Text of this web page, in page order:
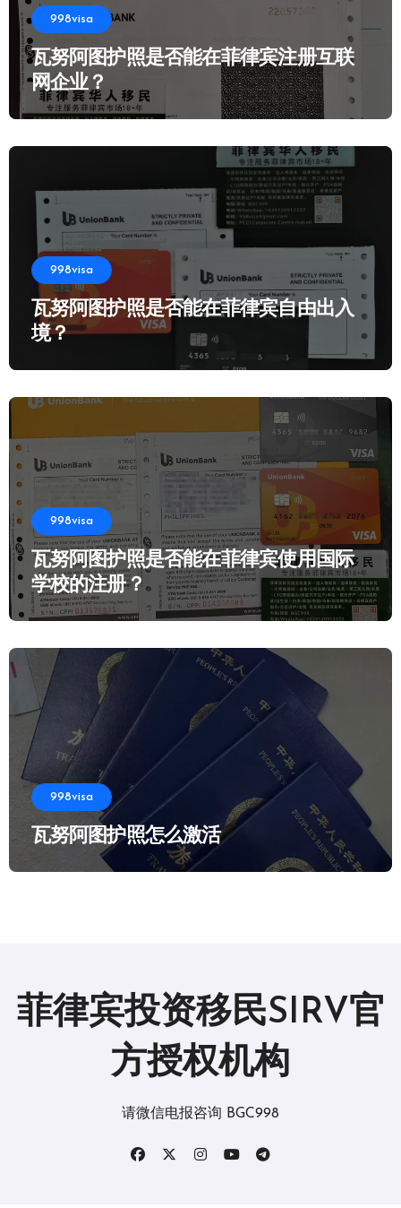
998visa
瓦努阿图护照是否能在菲律宾注册互联
网企业？
998visa
瓦努阿图护照是否能在菲律宾自由出入
境？
998visa
瓦努阿图护照是否能在菲律宾使用国际
学校的注册？
998visa
瓦努阿图护照怎么激活
菲律宾投资移民SIRV官
方授权机构
请微信电报咨询 BGC998